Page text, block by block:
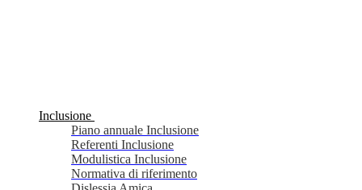
Inclusione
Piano annuale Inclusione
Referenti Inclusione
Modulistica Inclusione
Normativa di riferimento